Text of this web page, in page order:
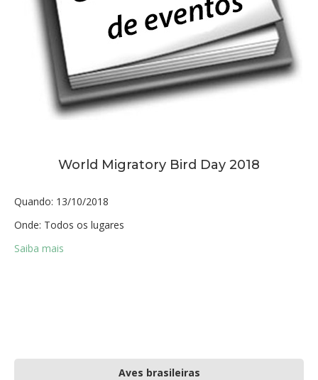
World Migratory Bird Day 2018
Quando: 13/10/2018
Onde: Todos os lugares
Saiba mais
Aves brasileiras